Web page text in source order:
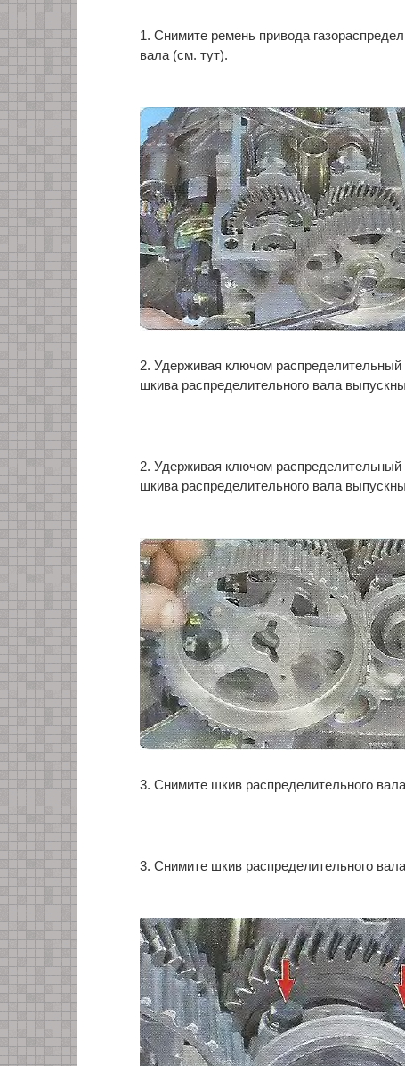
1. Снимите ремень привода
вала (см. тут).
2. Удерживая ключом распределительный
шкива распределительного вала
2. Удерживая ключом распределительный
шкива распределительного вала
3. Снимите шкив распределительного
3. Снимите шкив распределительного